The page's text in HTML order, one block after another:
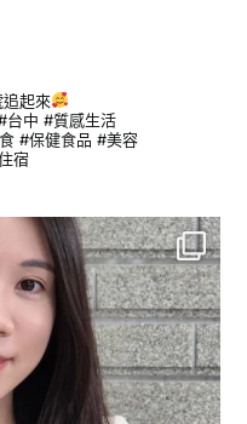
追起來
台中 #質感生活
#保健食品 #美容
宿